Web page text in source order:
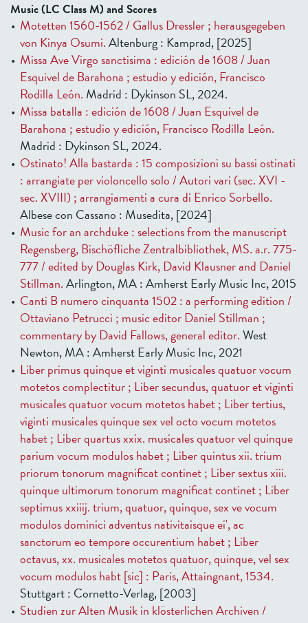
Music (LC Class M) and Scores
Motetten 1560-1562 / Gallus Dressler ; herausgegeben
von Kinya Osumi.Altenburg : Kamprad, [2025]
Missa Ave Virgo sanctisima : edición de 1608 / Juan
Esquivel de Barahona ; estudio y edición, Francisco
Rodilla León. Madrid : Dykinson SL, 2024.
Missa batalla : edición de 1608 / Juan Esquivel de
Barahona ; estudio y edición, Francisco Rodilla León.
Madrid : Dykinson SL, 2024.
Ostinato! Alla bastarda : 15 composizioni su bassi ostinati
: arrangiate per violoncello solo / Autori vari (sec. XVI -
sec. XVIII) ; arrangiamenti a cura di Enrico Sorbello.
Albese con Cassano : Musedita, [2024]
Music for an archduke : selections from the manuscript
Regensberg, Bischöfliche Zentralbibliothek, MS. a.r. 775-
777 / edited by Douglas Kirk, David Klausner and Daniel
Stillman.Arlington, MA : Amherst Early Music Inc, 2015
Canti B numero cinquanta 1502 : a performing edition /
Ottaviano Petrucci ; music editor Daniel Stillman ;
commentary by David Fallows, general editor.West
Newton, MA : Amherst Early Music Inc, 2021
Liber primus quinque et viginti musicales quatuor vocum
motetos complectitur ; Liber secundus, quatuor et viginti
musicales quatuor vocum motetos habet ; Liber tertius,
viginti musicales quinque sex vel octo vocum motetos
habet ; Liber quartus xxix. musicales quatuor vel quinque
parium vocum modulos habet ; Liber quintus xii. trium
priorum tonorum magnificat continet ; Liber sextus xiii.
quinque ultimorum tonorum magnificat continet ; Liber
septimus xxiiij. trium, quatuor, quinque, sex ve vocum
modulos dominici adventus nativitaisque ei', ac
sanctorum eo tempore occurentium habet ; Liber
octavus, xx. musicales motetos quatuor, quinque, vel sex
vocum modulos habt [sic] : Paris, Attaingnant, 1534.
Stuttgart : Cornetto-Verlag, [2003]
Studien zur Alten Musik in klösterlichen Archiven /